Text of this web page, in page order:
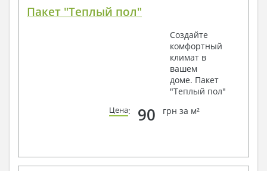
Пакет "Теплый пол"
Создайте
комфортный
климат в
вашем
доме. Пакет
"Теплый пол"
Цена: 90 грн за м²